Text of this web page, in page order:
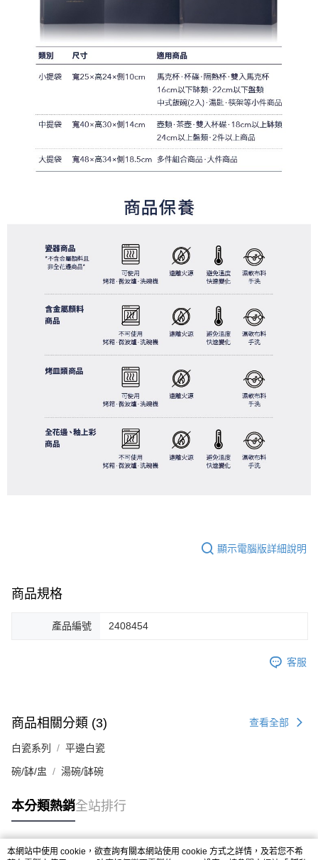
顯示電腦版詳細說明
商品規格
產品編號 2408454
客服
商品相關分類 (3) 查看全部
白瓷系列 平邊白瓷
碗/缽/盅 湯碗/缽碗
本分類熱銷全站排行
本網站中使用 cookie，欲查詢有關本網站使用 cookie 方式之詳情，及若您不希